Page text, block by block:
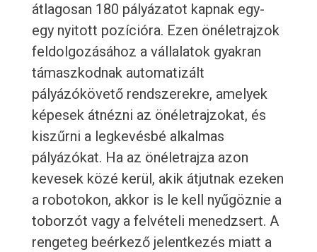
átlagosan 180 pályázatot kapnak egy-
egy nyitott pozícióra. Ezen önéletrajzok
feldolgozásához a vállalatok gyakran
támaszkodnak automatizált
pályázókövető rendszerekre, amelyek
képesek átnézni az önéletrajzokat, és
kiszűrni a legkevésbé alkalmas
pályázókat. Ha az önéletrajza azon
kevesek közé kerül, akik átjutnak ezeken
a robotokon, akkor is le kell nyűgöznie a
toborzót vagy a felvételi menedzsert. A
rengeteg beérkező jelentkezés miatt a